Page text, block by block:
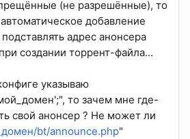
(не разрешённые), то
добавление
адрес анонсера
создании торрент-файла...
указываю
то зачем мне где-
свой анонсер ? Не может ли
bt/announce.php"